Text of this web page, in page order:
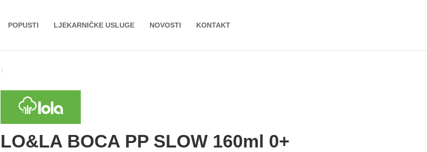
POPUSTI LJEKARNIČKE USLUGE NOVOSTI KONTAKT
LO&LA BOCA PP SLOW 160ml 0+